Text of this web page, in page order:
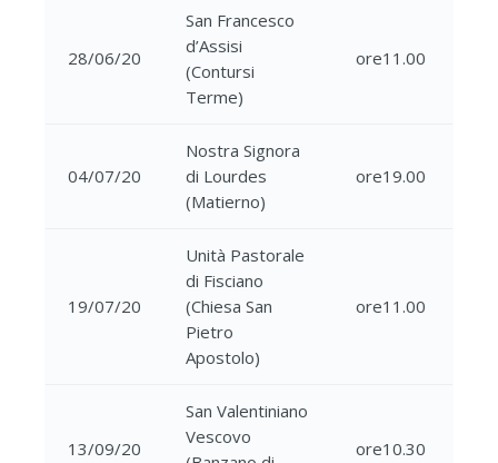
28/06/20
San Francesco
d’Assisi
(Contursi
Terme)
ore11.00
04/07/20
Nostra Signora
di Lourdes
(Matierno)
ore19.00
19/07/20
Unità Pastorale
di Fisciano
(Chiesa San
Pietro
Apostolo)
ore11.00
13/09/20
San Valentiniano
Vescovo
ore10.30